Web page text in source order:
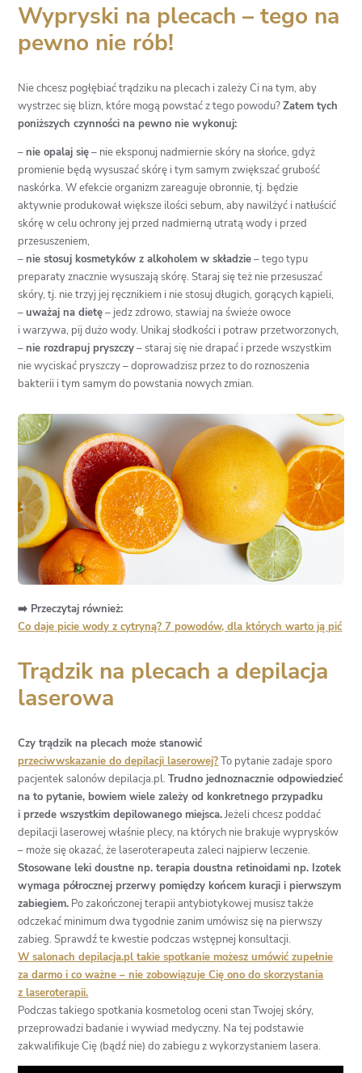
Wypryski na plecach – tego na
pewno nie rób!
Nie chcesz pogłębiać trądziku na plecach i zależy Ci na tym, aby
wystrzec się blizn, które mogą powstać z tego powodu?Zatem tych
poniższych czynności na pewno nie wykonuj:
–nie opalaj się– nie eksponuj nadmiernie skóry na słońce, gdyż
promienie będą wysuszać skórę i tym samym zwiększać grubość
naskórka. W efekcie organizm zareaguje obronnie, tj. będzie
aktywnie produkował większe ilości sebum, aby nawilżyć i natłuścić
skórę w celu ochrony jej przed nadmierną utratą wody i przed
przesuszeniem,
–nie stosuj kosmetyków z alkoholem w składzie– tego typu
preparaty znacznie wysuszają skórę. Staraj się też nie przesuszać
skóry, tj. nie trzyj jej ręcznikiem i nie stosuj długich, gorących kąpieli,
–uważaj na dietę– jedz zdrowo, stawiaj na świeże owoce
i warzywa, pij dużo wody. Unikaj słodkości i potraw przetworzonych,
–nie rozdrapuj pryszczy– staraj się nie drapać i przede wszystkim
nie wyciskać pryszczy – doprowadzisz przez to do roznoszenia
bakterii i tym samym do powstania nowych zmian.
➡️ Przeczytaj również:
Co daje picie wody z cytryną? 7 powodów, dla których warto ją pić
Trądzik na plecach a depilacja
laserowa
Czy trądzik na plecach może stanowić
przeciwwskazanie do depilacji laserowej?To pytanie zadaje sporo
pacjentek salonów depilacja.pl.Trudno jednoznacznie odpowiedzieć
na to pytanie, bowiem wiele zależy od konkretnego przypadku
i przede wszystkim depilowanego miejsca.Jeżeli chcesz poddać
depilacji laserowej właśnie plecy, na których nie brakuje wyprysków
– może się okazać, że laseroterapeuta zaleci najpierw leczenie.
Stosowane leki doustne np. terapia doustna retinoidami np. Izotek
wymaga półrocznej przerwy pomiędzy końcem kuracji i pierwszym
zabiegiem. Po zakończonej terapii antybiotykowej musisz także
odczekać minimum dwa tygodnie zanim umówisz się na pierwszy
zabieg. Sprawdź te kwestie podczas wstępnej konsultacji.
W salonach depilacja.pl takie spotkanie możesz umówić zupełnie
za darmo i co ważne – nie zobowiązuje Cię ono do skorzystania
z laseroterapii.
Podczas takiego spotkania kosmetolog oceni stan Twojej skóry,
przeprowadzi badanie i wywiad medyczny. Na tej podstawie
zakwalifikuje Cię (bądź nie) do zabiegu z wykorzystaniem lasera.